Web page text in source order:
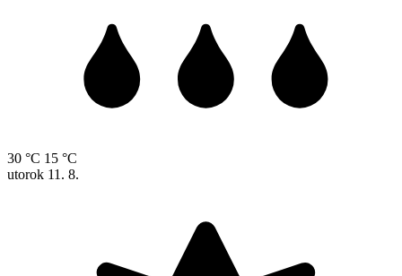
30 °C 15 °C
utorok 11. 8.